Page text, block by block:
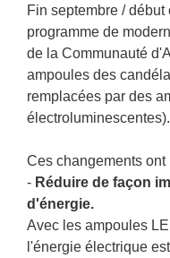
Fin septembre /
programme de
de la Communauté
ampoules des
remplacées par des
électroluminescentes).
Ces changements
- Réduire de façon
d'énergie.
Avec les ampoules
l'énergie électrique